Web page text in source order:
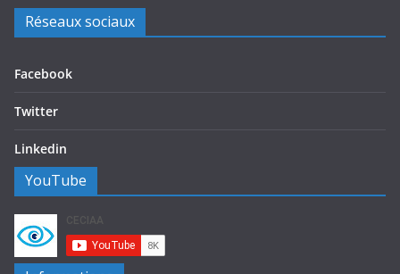
Réseaux sociaux
Facebook
Twitter
Linkedin
YouTube